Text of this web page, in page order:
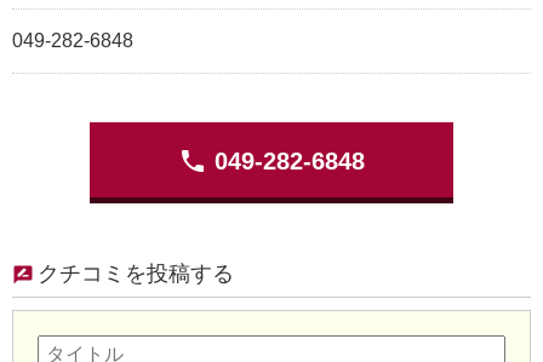
049-282-6848
phone 049-282-6848
クチコミを投稿する